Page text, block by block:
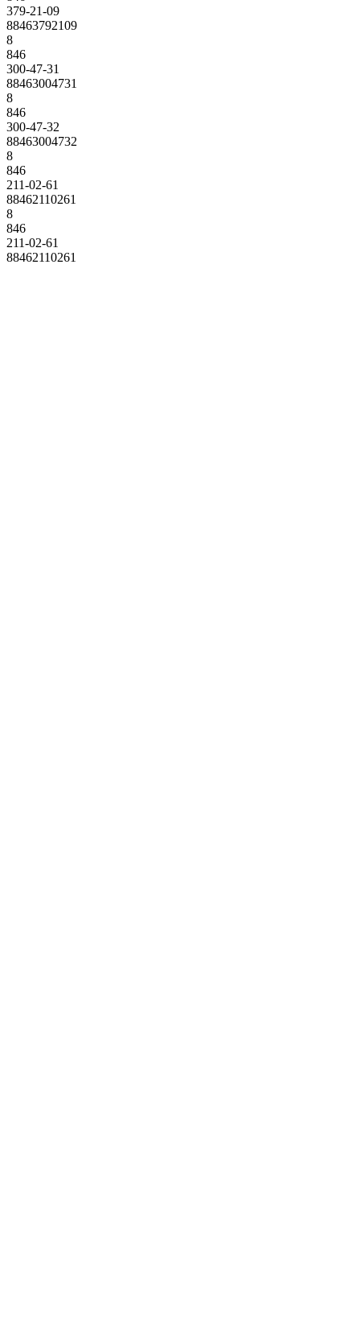
379-21-09
88463792109
8
846
300-47-31
88463004731
8
846
300-47-32
88463004732
8
846
211-02-61
88462110261
8
846
211-02-61
88462110261